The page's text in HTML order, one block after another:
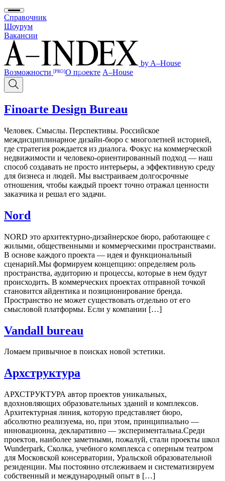
Справочник
Шоурум
Вакансии
by A–House
Возможности [PRO]О проекте A–House
Finoarte Design Bureau
Человек. Смыслы. Перспективы. Российское
междисциплинарное дизайн-бюро с многолетней историей,
где стратегия рождается из диалога. Фокус на коммерческой
недвижимости и человеко-ориентированный подход — наш
способ создавать не просто интерьеры, а эффективную среду
для бизнеса и людей. Мы выстраиваем долгосрочные
отношения, чтобы каждый проект точно отражал ценности
заказчика и решал его задачи.
Nord
NORD это архитектурно-дизайнерское бюро, работающее с
жилыми, общественными и коммерческими пространствами.
В основе каждого проекта — идея и функциональный
сценарий.Мы формируем концепцию: определяем роль
пространства, аудиторию и процессы, которые в нем будут
происходить. В коммерческих проектах отправной точкой
становится айдентика и позиционирование бренда.
Пространство не может существовать отдельно от его
смысловой платформы. Если у компании […]
Vandall bureau
Ломаем привычное в поисках новой эстетики.
Архструктура
АРХСТРУКТУРА автор проектов уникальных,
вдохновляющих образовательных зданий и комплексов.
Архитектурная линия, которую представляет бюро,
абсолютно реализуема, но, при этом, принципиально —
инновационна, декларативно — экспериментальна.Среди
проектов, наиболее заметными, пожалуй, стали проекты школ
Wunderpark, Сколка, учебного комплекса с оперным театром
для Московской консерватории, Уральской образовательной
резиденции. Мы постоянно отслеживаем и систематизируем
собственный и международный опыт в […]